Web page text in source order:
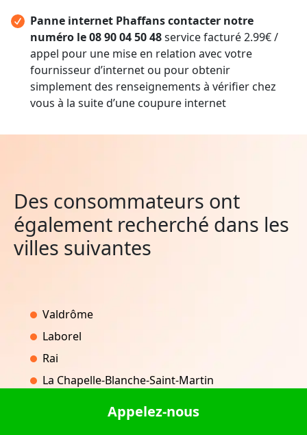
Panne internet Phaffans contacter notre
numéro le 08 90 04 50 48service facturé 2.99€ /
appel pour une mise en relation avec votre
fournisseur d’internet ou pour obtenir
simplement des renseignements à vérifier chez
vous à la suite d’une coupure internet
Des consommateurs ont
également recherché dans les
villes suivantes
Valdrôme
Laborel
Rai
La Chapelle-Blanche-Saint-Martin
Appelez-nous